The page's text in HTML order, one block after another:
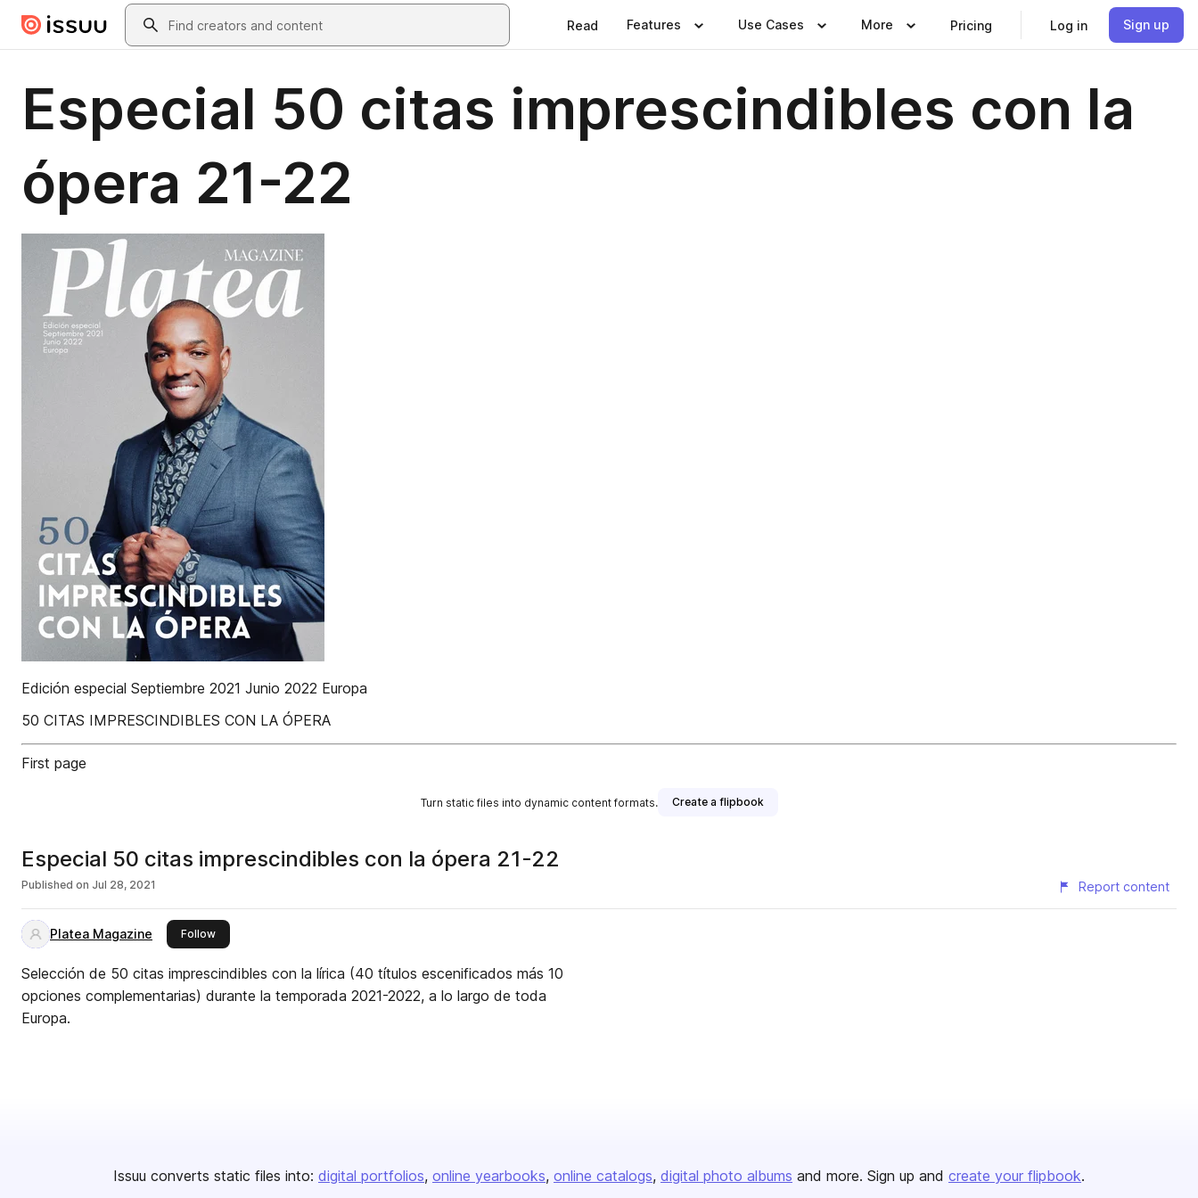
Skip to main contentSearch
Read Features Use Cases More Pricing Log in Sign up
Especial 50 citas imprescindibles con la
ópera 21-22
Edición especial Septiembre 2021 Junio 2022 Europa
50 CITAS IMPRESCINDIBLES CON LA ÓPERA
First page
Turn static files into dynamic content formats. Create a flipbook
Especial 50 citas imprescindibles con la ópera 21-22
Published on Jul 28, 2021 Report content
Platea Magazine Followthis publisher
Selección de 50 citas imprescindibles con la lírica (40 títulos escenificados más 10
opciones complementarias) durante la temporada 2021-2022, a lo largo de toda
Europa.
Issuu converts static files into: digital portfolios online yearbooks online catalogs digital photo albums and more. Sign up and create your flipbook.